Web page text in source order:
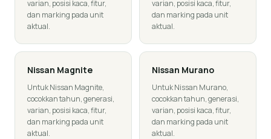
varian, posisi kaca, fitur,
dan marking pada unit
aktual.
varian, posisi kaca, fitur,
dan marking pada unit
aktual.
Nissan Magnite
Untuk Nissan Magnite,
cocokkan tahun, generasi,
varian, posisi kaca, fitur,
dan marking pada unit
aktual.
Nissan Murano
Untuk Nissan Murano,
cocokkan tahun, generasi,
varian, posisi kaca, fitur,
dan marking pada unit
aktual.